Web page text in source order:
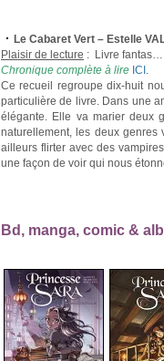
Le Cabaret Vert – Estelle
Plaisir de lecture : Livre
Chronique complète à lire ICI .
Ce recueil regroupe dix-huit
particulière de livre. Dans une
élégante. Elle va marier deux
naturellement, les deux genres
ailleurs flirter avec des
une façon de voir qui nous
Bd, manga, comic &